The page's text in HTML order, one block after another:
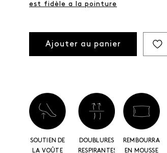
est fidèle a la pointure
Ajouter au panier
SOUTIEN DE
LA VOÛTE
DOUBLURES
RESPIRANTES
REMBOURRAGE
EN MOUSSE